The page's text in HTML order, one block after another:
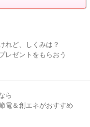
れど、しくみは？
レゼントをもらおう
ら
電＆創エネがおすすめ